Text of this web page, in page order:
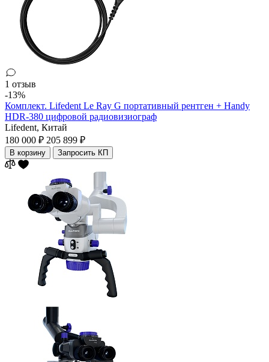
1 отзыв
-13%
Комплект. Lifedent Le Ray G портативный рентген + Handy
HDR-380 цифровой радиовизиограф
Lifedent, Китай
180 000 ₽ 205 899 ₽
В корзину Запросить КП